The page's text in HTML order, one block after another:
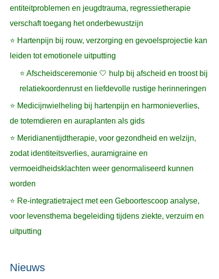
entiteitproblemen en jeugdtrauma, regressietherapie
verschaft toegang het onderbewustzijn
⭐ Hartenpijn bij rouw, verzorging en gevoelsprojectie kan
leiden tot emotionele uitputting
⭐ Afscheidsceremonie 🤍 hulp bij afscheid en troost bij
relatiekoordenrust en liefdevolle rustige herinneringen
⭐ Medicijnwielheling bij hartenpijn en harmonieverlies,
de totemdieren en auraplanten als gids
⭐ Meridianentijdtherapie, voor gezondheid en welzijn,
zodat identiteitsverlies, auramigraine en
vermoeidheidsklachten weer genormaliseerd kunnen
worden
⭐ Re-integratietraject met een Geboortescoop analyse,
voor levensthema begeleiding tijdens ziekte, verzuim en
uitputting
Nieuws